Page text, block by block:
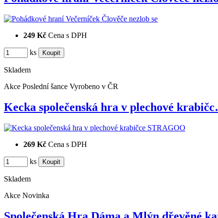
249 Kč Cena s DPH
ks
Skladem
Akce Poslední šance Vyrobeno v ČR
Kecka společenská hra v plechové
269 Kč Cena s DPH
ks
Skladem
Akce Novinka